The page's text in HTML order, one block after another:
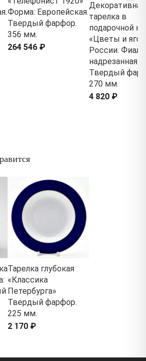
Форма: Европейская.
Твердый фарфор.
356 мм.
264 546 ₽
Декоративная
тарелка в
подарочной
«Цветы и
России.
надрезанная»
Твердый
270 мм.
4 820 ₽
Тарелка глубокая
«Классика
Петербурга»
Твердый фарфор.
225 мм.
2 170 ₽